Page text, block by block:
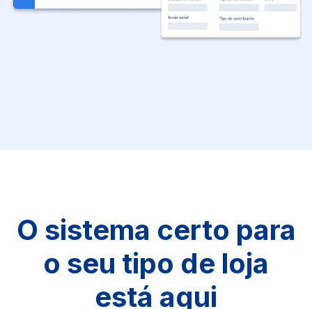
O sistema certo para
o seu tipo de loja
está aqui